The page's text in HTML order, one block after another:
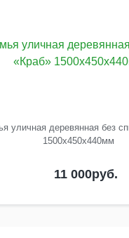
уличная деревянная без
1500х450х440мм
11 000руб.